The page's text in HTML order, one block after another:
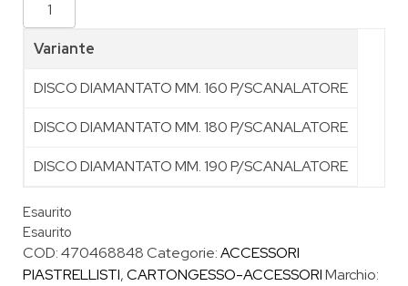
Variante
DISCO DIAMANTATO MM. 160 P/SCANALATORE
DISCO DIAMANTATO MM. 180 P/SCANALATORE
DISCO DIAMANTATO MM. 190 P/SCANALATORE
Esaurito
Esaurito
COD:470468848Categorie:ACCESSORI
PIASTRELLISTI,CARTONGESSO-ACCESSORIMarchio: